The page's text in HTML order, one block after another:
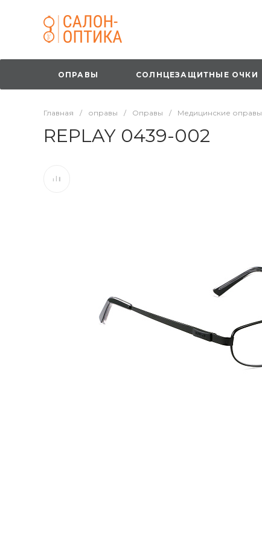
ОПРАВЫ СОЛНЦЕЗАЩИТНЫЕ ОЧКИ
Главная / оправы / Оправы / Медицинские оправы
REPLAY 0439-002